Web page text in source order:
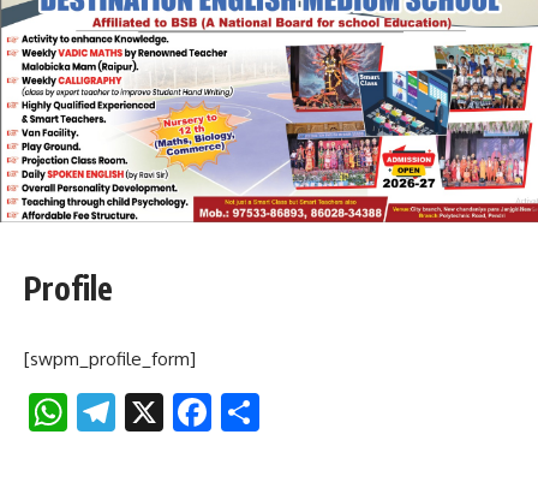
Profile
[swpm_profile_form]
WhatsApp
Telegram
X Facebook